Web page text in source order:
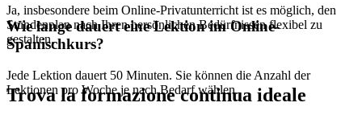
Ja, insbesondere beim Online-Privatunterricht ist es möglich, den
Stundenplan nach Ihren persönlichen Bedürfnissen flexibel zu
gestalten.
Wie lange dauert eine Lektion im Online-
Spanischkurs?
Jede Lektion dauert 50 Minuten. Sie können die Anzahl der
Lektionen pro Woche je nach Bedarf wählen.
Trova la formazione continua ideale